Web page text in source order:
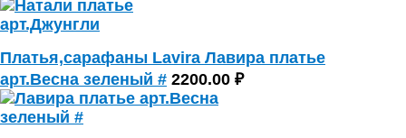
Платья,сарафаны Lavira Лавира платье
арт.Весна зеленый # 2200.00 ₽